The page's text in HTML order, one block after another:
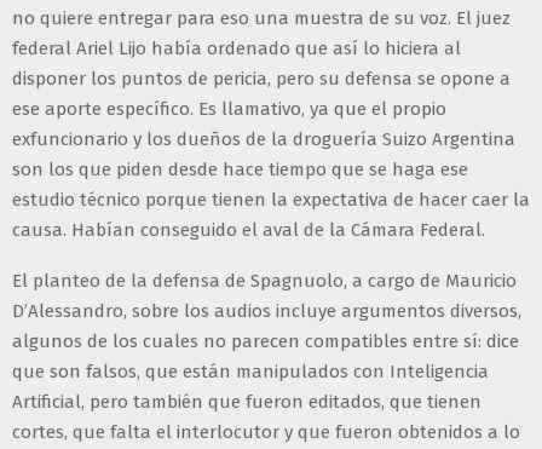
no quiere entregar para eso una muestra de su voz. El juez
federal Ariel Lijo había ordenado que así lo hiciera al
disponer los puntos de pericia, pero su defensa se opone a
ese aporte específico. Es llamativo, ya que el propio
exfuncionario y los dueños de la droguería Suizo Argentina
son los que piden desde hace tiempo que se haga ese
estudio técnico porque tienen la expectativa de hacer caer la
causa. Habían conseguido el aval de la Cámara Federal.
El planteo de la defensa de Spagnuolo, a cargo de Mauricio
D’Alessandro, sobre los audios incluye argumentos diversos,
algunos de los cuales no parecen compatibles entre sí: dice
que son falsos, que están manipulados con Inteligencia
Artificial, pero también que fueron editados, que tienen
cortes, que falta el interlocutor y que fueron obtenidos a lo